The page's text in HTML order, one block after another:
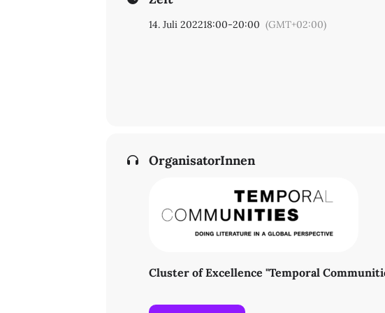
14. Juli 202218:00-20:00 (GMT+02:00)
OrganisatorInnen
Cluster of Excellence "Temporal